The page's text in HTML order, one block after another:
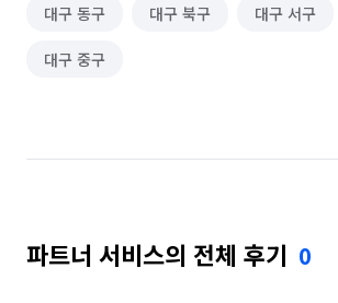
대구 동구 대구 북구 대구 서구
대구 중구
파트너 서비스의 전체 후기 0